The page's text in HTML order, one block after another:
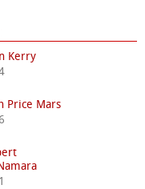
Kerry
Price Mars